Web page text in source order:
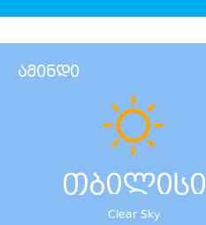
ამინდი
თბილისი
Clear Sky